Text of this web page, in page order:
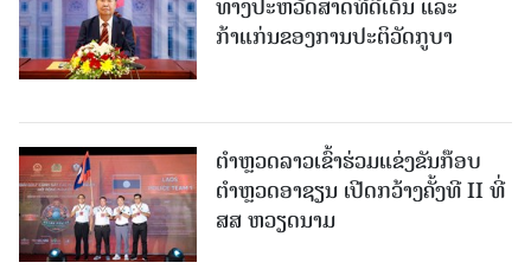
ທາງປະຫວັດສາດທີ່ດີເດັ່ນ ແລະ
ກ້າແກ່ນຂອງການປະຕິວັດກູບາ
ຕຳຫຼວດລາວເຂົ້າຮ່ວມແຂ່ງຂັນກ໊ອບ
ຕຳຫຼວດອາຊຽນ ເປີດກວ້າງຄັ້ງທີ II ທີ່
ສສ ຫວຽດນາມ